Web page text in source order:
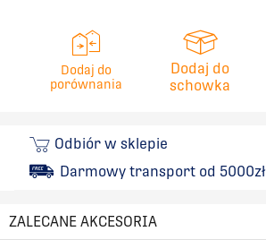
Dodaj do
porównania
Dodaj do
schowka
Odbiór w sklepie
Darmowy transport od 5000zł
ZALECANE AKCESORIA